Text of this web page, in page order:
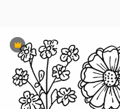
Премиум